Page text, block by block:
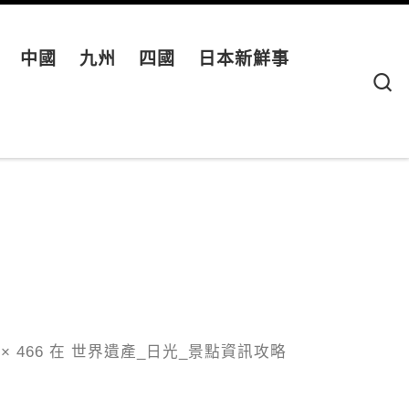
中國 九州 四國 日本新鮮事
466 在 世界遺產_日光_景點資訊攻略